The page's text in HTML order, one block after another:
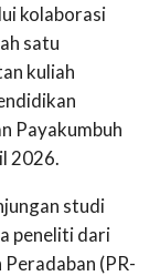
kolaborasi
satu
kuliah
Payakumbuh
2026.
studi
peneliti dari
(PR-